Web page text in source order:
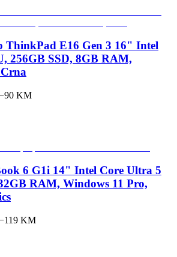
E16 Gen 3 16" Intel
256GB SSD, 8GB RAM,
90KM
6 G1i 14" Intel Core Ultra 5
RAM, Windows 11 Pro,
119KM